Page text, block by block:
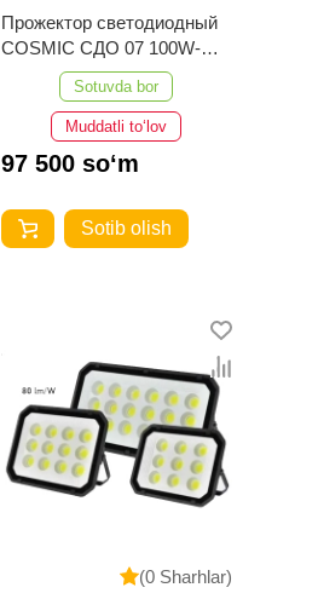
Прожектор светодиодный
COSMIC СДО 07 100W-
IP66-6500K-Черный
Sotuvda bor
Muddatli to‘lov
97 500 so‘m
Sotib olish
(0 Sharhlar)